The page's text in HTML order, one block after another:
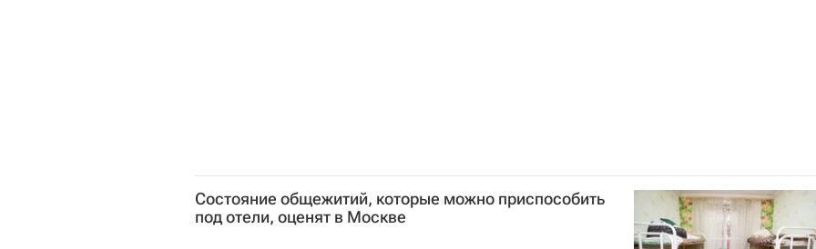
Состояние общежитий, которые можно приспособить
под отели, оценят в Москве